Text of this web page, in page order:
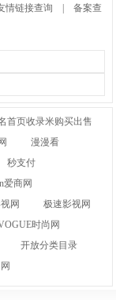
情链接查询 |备案查
首页收录米购买出售
漫漫看
秒支付
爱商网
网
极速影视网
时尚网
开放分类目录